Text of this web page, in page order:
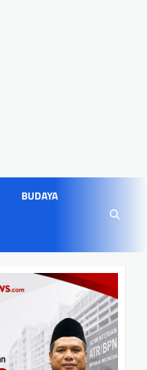
BUDAYA